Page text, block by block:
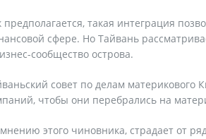
предполагается, такая интеграция
сфере. Но Тайвань
сообщество острова.
совет по делам материкового
чтобы они перебрались на
этого чиновника, страдает от